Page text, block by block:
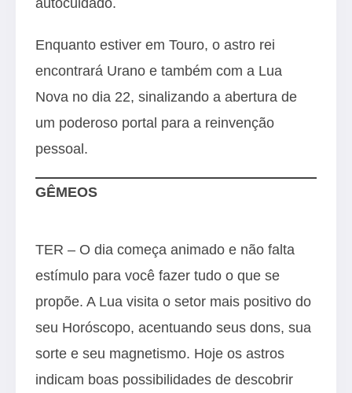
Enquanto estiver em Touro, o astro rei
encontrará Urano e também com a Lua
Nova no dia 22, sinalizando a abertura de
um poderoso portal para a reinvenção
pessoal.
GÊMEOS
TER – O dia começa animado e não falta
estímulo para você fazer tudo o que se
propõe. A Lua visita o setor mais positivo do
seu Horóscopo, acentuando seus dons, sua
sorte e seu magnetismo. Hoje os astros
indicam boas possibilidades de descobrir